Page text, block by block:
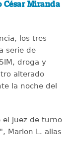
César Miranda
los tres
serie de
droga y
alterado
la noche del
el juez de turno
Marlon L. alias